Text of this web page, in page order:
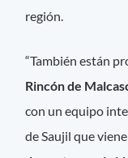
región.
“También están
Rincón de
con un equipo
de Saujil que